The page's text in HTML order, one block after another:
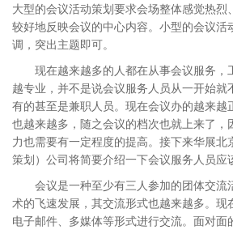
大型的会议活动策划要求会场整体感觉热烈
较好地反映会议的中心内容。小型的会议活
调，突出主题即可。
现在越来越多的人都在从事会议服务，
越专业，并不是说会议服务人员从一开始就
有的甚至是兼职人员。现在会议办的越来越
也越来越多，随之会议的档次也就上来了，
力也需要有一定程度的提高。接下来华展北
策划）公司将简要介绍一下会议服务人员应
会议是一种至少有三人参加的团体交流
术的飞速发展，其交流形式也越来越多。现
电子邮件、多媒体等形式进行交流。面对面